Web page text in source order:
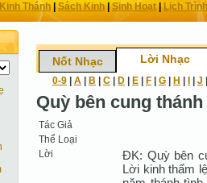
Kinh Thánh Sách Kinh|Sinh Hoạt| Lịch Trình
Nốt Nhạc Lời Nhạc
0-9 A B C D E F G H J
Quỳ bên cung
Tác Giả
Thể Loại
Lời
ÐK: Quỳ bên
Lời kinh thấm